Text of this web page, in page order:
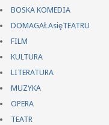
BOSKA KOMEDIA
DOMAGAŁAsięTEATRU
FILM
KULTURA
LITERATURA
MUZYKA
OPERA
TEATR